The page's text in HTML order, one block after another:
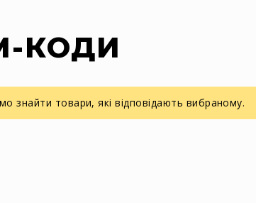
КОДИ
знайти товари, які відповідають вибраному.